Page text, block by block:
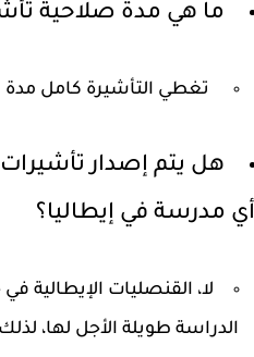
ما هي مدة صلاحية
تغطي التأشيرة كامل مدة
هل يتم إصدار
أي مدرسة في إيطاليا؟
لا، القنصليات الإيطالية
الدراسة طويلة الأجل لها،